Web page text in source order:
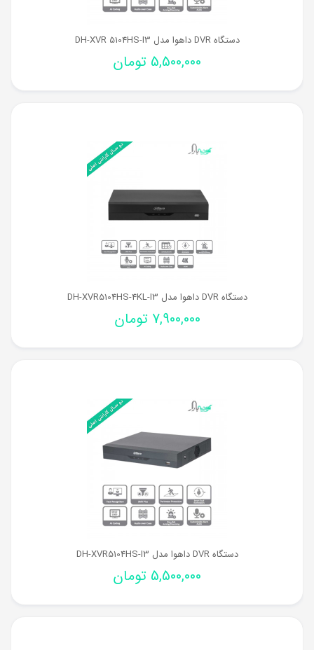
دستگاه DVR داهوا مدل DH-XVR 5104HS-I3
5,500,000 تومان
دستگاه DVR داهوا مدل DH-XVR5104HS-4KL-I3
7,900,000 تومان
دستگاه DVR داهوا مدل DH-XVR5104HS-I3
5,500,000 تومان